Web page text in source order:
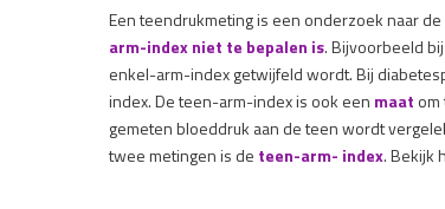
Een teendrukmeting is een onderzoek naar de
arm-index niet te bepalen is. Bijvoorbeeld
enkel-arm-index getwijfeld wordt. Bij
index. De teen-arm-index is ook een maat
gemeten bloeddruk aan de teen wordt
twee metingen is de teen-arm- index. Bekijk